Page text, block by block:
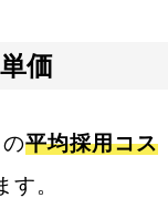
価
平均採用コス
す。